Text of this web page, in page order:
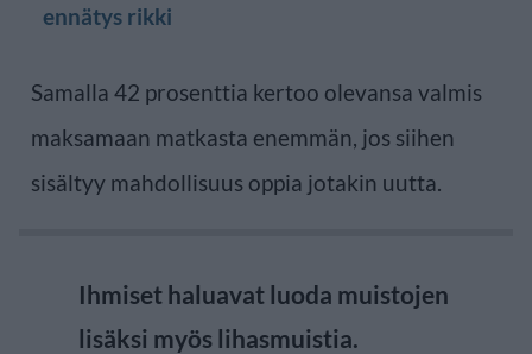
ennätys rikki
Samalla 42 prosenttia kertoo olevansa valmis
maksamaan matkasta enemmän, jos siihen
sisältyy mahdollisuus oppia jotakin uutta.
Ihmiset haluavat luoda muistojen
lisäksi myös lihasmuistia.